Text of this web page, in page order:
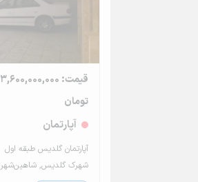
قیمت: 3,600,000,000
تومان
آپارتمان
آپارتمان گلدیس طبقه اول
شهرک گلدیس, شاهین‌شهر